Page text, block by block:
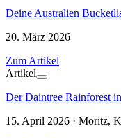
Deine Australien
20. März 2026
Zum Artikel
Artikel
Der Daintree Rainforest
15. April 2026 · Moritz,